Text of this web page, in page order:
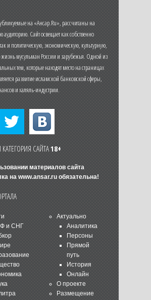
на «Ансар.Ru», рассчитаны на
Сайт освещает как собственно
и политическую, экономическую, культурную,
мусульман России и зарубежья. Одной из
тем, которые находят место на страницах
развитие исламской банковской сферы,
и халяль-индустрии.
КАТЕГОРИЯ САЙТА18+
материалов сайта
на www.ansar.ruобязательна!
и СНГ
Актуально
Аналитика
Персоны
Прямой
путь
История
Онлайн
О проекте
Размещение